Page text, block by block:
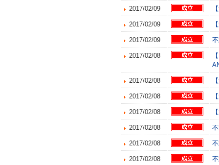
2017/02/09
2017/02/09
2017/02/09
2017/02/08
2017/02/08
2017/02/08
2017/02/08
2017/02/08
2017/02/08
2017/02/08